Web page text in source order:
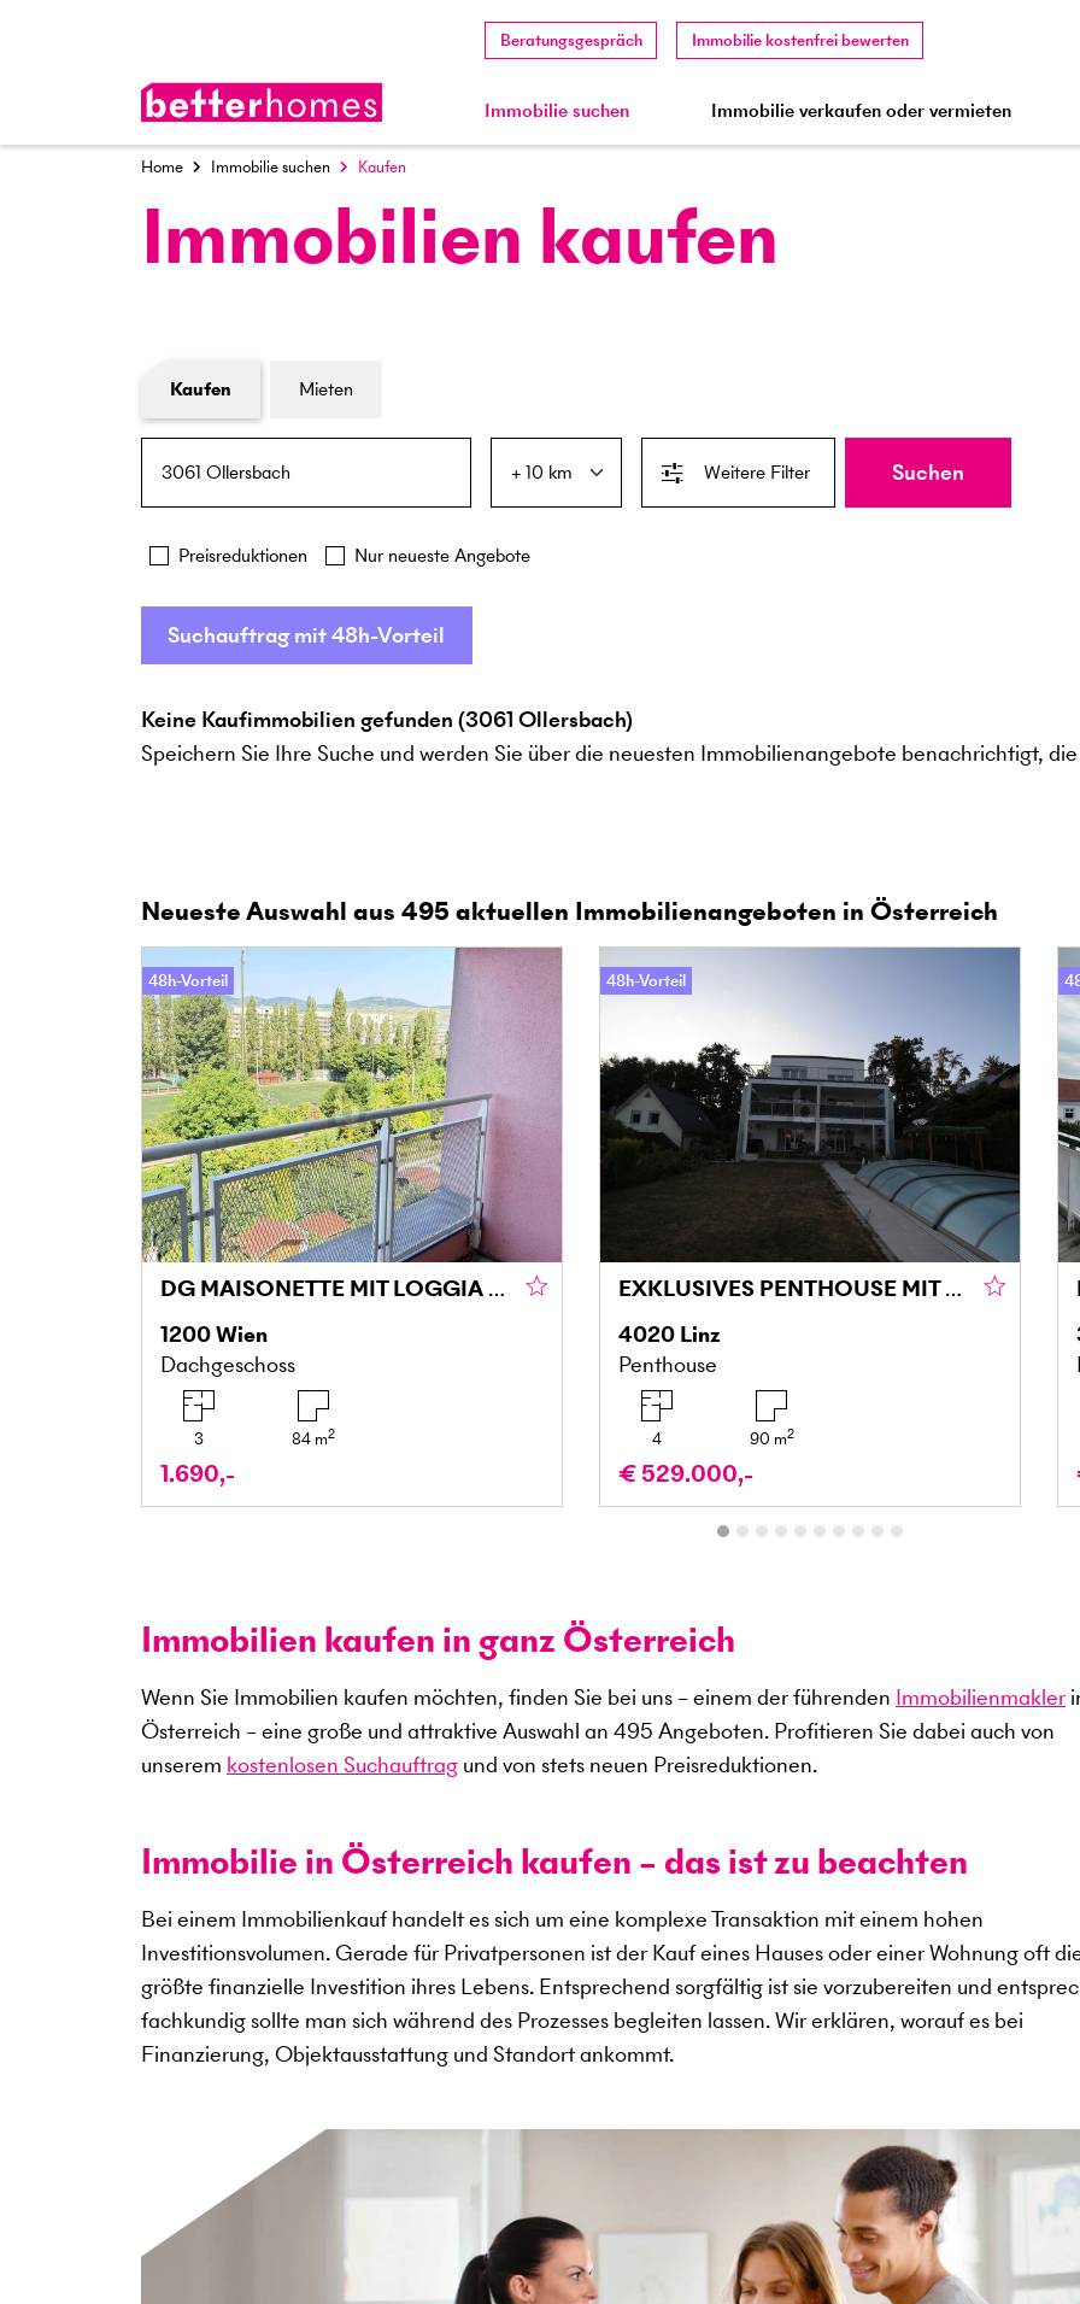
Beratungsgespräch Immobilie kostenfrei bewerten
Immobilie suchen Immobilie verkaufen oder vermieten
Home Immobilie suchen Kaufen
Immobilien kaufen
Formular Immobiliensuche
Kaufen
Mieten
Weitere Filter
Preisreduktionen Nur neueste Angebote
Suchen
Suchauftrag mit 48h-Vorteil
Keine Kaufimmobilien gefunden (3061 Ollersbach)
Speichern Sie Ihre Suche und werden Sie über die neuesten Immobilienangebote benachrichtigt,
Neueste Auswahl aus 495 aktuellen Immobilienangeboten in Österreich
48h-Vorteil
DG MAISONETTE MIT LOGGIA UND GRÜNBLICK IN DONAU NÄHE
1200Wien
Dachgeschoss
3 84 m2
1.690,-
48h-Vorteil
EXKLUSIVES PENTHOUSE MIT GROSSZÜGIGER DACHTERRASSE IN LINZ
4020 Linz
Penthouse
4 90 m2
€ 529.000,-
Immobilien kaufen in ganz Österreich
Wenn Sie Immobilien kaufen möchten, finden Sie bei uns – einem der führenden Immobilienmakler
Österreich – eine große und attraktive Auswahl an 495 Angeboten. Profitieren Sie dabei auch von
unserem kostenlosen Suchauftrag und von stets neuen Preisreduktionen.
Immobilie in Österreich kaufen – das ist zu beachten
Bei einem Immobilienkauf handelt es sich um eine komplexe Transaktion mit einem hohen
Investitionsvolumen. Gerade für Privatpersonen ist der Kauf eines Hauses oder einer Wohnung oft
größte finanzielle Investition ihres Lebens. Entsprechend sorgfältig ist sie vorzubereiten und
fachkundig sollte man sich während des Prozesses begleiten lassen. Wir erklären, worauf es bei
Finanzierung, Objektausstattung und Standort ankommt.